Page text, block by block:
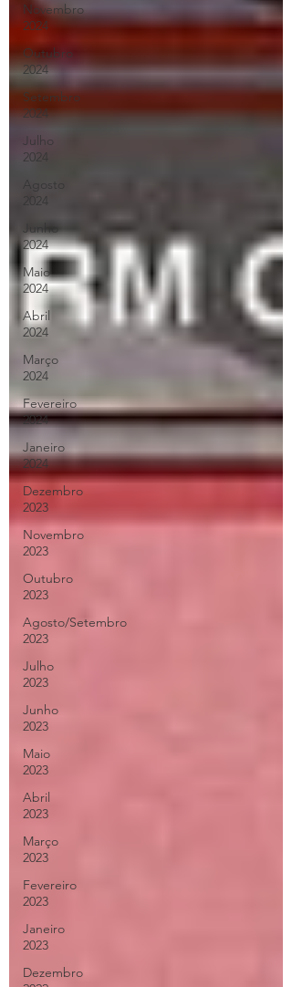
Novembro
2024
Outubro
2024
Setembro
2024
Julho
2024
Agosto
2024
Junho
2024
Maio
2024
Abril
2024
Março
2024
Fevereiro
2024
Janeiro
2024
Dezembro
2023
Novembro
2023
Outubro
2023
Agosto/Setembro
2023
Julho
2023
Junho
2023
Maio
2023
Abril
2023
Março
2023
Fevereiro
2023
Janeiro
2023
Dezembro